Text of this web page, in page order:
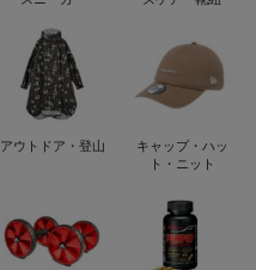
アウトドア・登山
キャップ・ハッ
ト・ニット